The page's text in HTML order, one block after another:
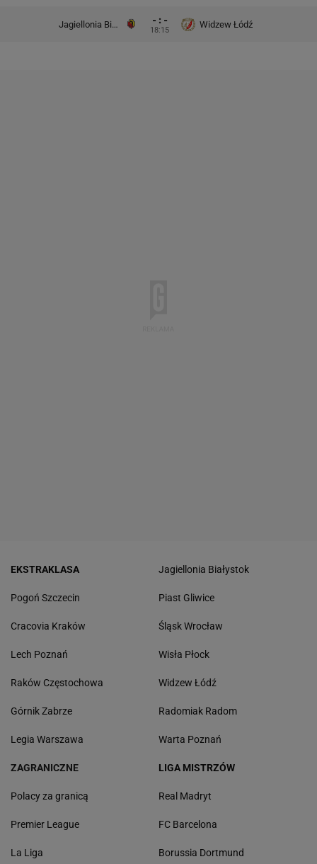
Jagiellonia Białystok - : -
18:15
Widzew Łódź
EKSTRAKLASA
Pogoń Szczecin
Cracovia Kraków
Lech Poznań
Raków Częstochowa
Górnik Zabrze
Legia Warszawa
Jagiellonia Białystok
Piast Gliwice
Śląsk Wrocław
Wisła Płock
Widzew Łódź
Radomiak Radom
Warta Poznań
ZAGRANICZNE
Polacy za granicą
Premier League
La Liga
LIGA MISTRZÓW
Real Madryt
FC Barcelona
Borussia Dortmund